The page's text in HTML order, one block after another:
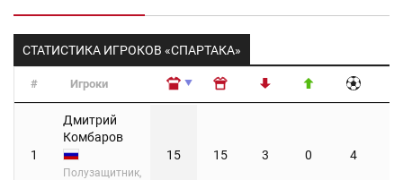
СТАТИСТИКА ИГРОКОВ «СПАРТАКА»
#
Игроки
1
Дмитрий
Комбаров
Полузащитник,
15 15 3 0 4